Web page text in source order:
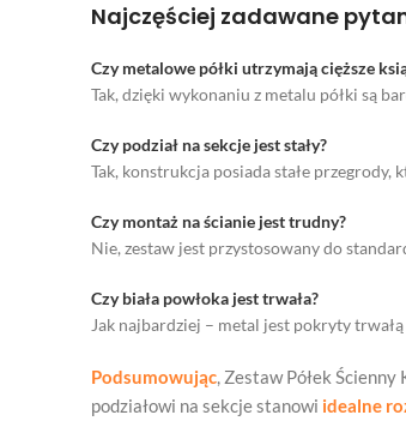
Najczęściej zadawane
Czy metalowe półki utrzymają cięższe
Tak, dzięki wykonaniu z metalu półki są
Czy podział na sekcje jest stały?
Tak, konstrukcja posiada stałe przegrody,
Czy montaż na ścianie jest trudny?
Nie, zestaw jest przystosowany do
Czy biała powłoka jest trwała?
Jak najbardziej – metal jest pokryty
Podsumowując, Zestaw Półek Ścienny
podziałowi na sekcje stanowi idealne